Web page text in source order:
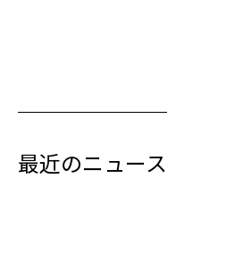
最近のニュース